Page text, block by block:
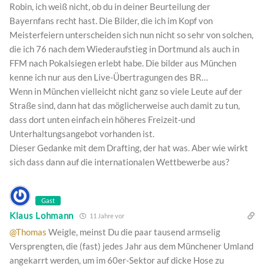
Robin, ich weiß nicht, ob du in deiner Beurteilung der
Bayernfans recht hast. Die Bilder, die ich im Kopf von
Meisterfeiern unterscheiden sich nun nicht so sehr von solchen,
die ich 76 nach dem Wiederaufstieg in Dortmund als auch in
FFM nach Pokalsiegen erlebt habe. Die bilder aus München
kenne ich nur aus den Live-Übertragungen des BR…
Wenn in München vielleicht nicht ganz so viele Leute auf der
Straße sind, dann hat das möglicherweise auch damit zu tun,
dass dort unten einfach ein höheres Freizeit-und
Unterhaltungsangebot vorhanden ist.
Dieser Gedanke mit dem Drafting, der hat was. Aber wie wirkt
sich dass dann auf die internationalen Wettbewerbe aus?
Gast
Klaus Lohmann 11 Jahre vor
@Thomas Weigle, meinst Du die paar tausend armselig
Versprengten, die (fast) jedes Jahr aus dem Münchener Umland
angekarrt werden, um im 60er-Sektor auf dicke Hose zu